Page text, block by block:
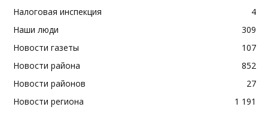
Налоговая инспекция
4
Наши люди
309
Новости газеты
107
Новости района
852
Новости районов
27
Новости региона
1 191